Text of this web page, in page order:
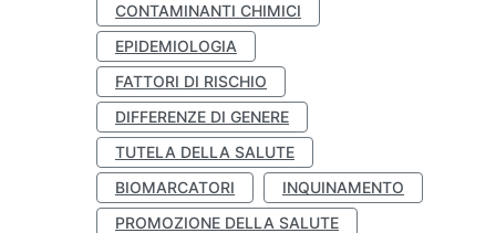
CONTAMINANTI CHIMICI
EPIDEMIOLOGIA
FATTORI DI RISCHIO
DIFFERENZE DI GENERE
TUTELA DELLA SALUTE
BIOMARCATORI
INQUINAMENTO
PROMOZIONE DELLA SALUTE